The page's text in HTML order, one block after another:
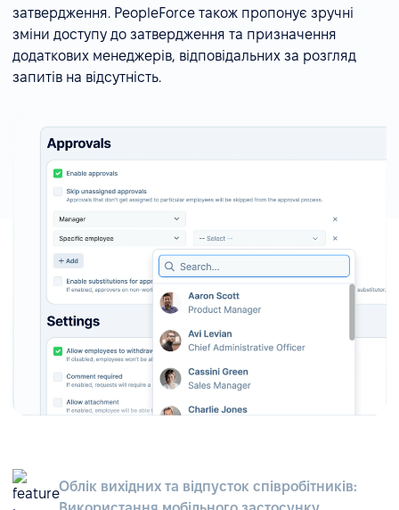
затвердження. PeopleForce також пропонує зручні
зміни доступу до затвердження та призначення
додаткових менеджерів, відповідальних за розгляд
запитів на відсутність.
Облік вихідних та відпусток співробітників: